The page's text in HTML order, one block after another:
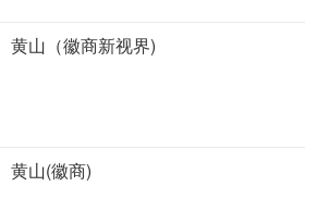
黄山（徽商新视界)
黄山(徽商)